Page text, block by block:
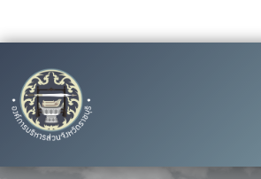
แจ้งเตือนการหลอกลว